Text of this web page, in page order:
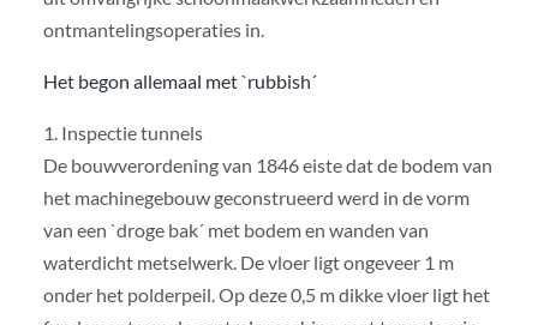
ontmantelingsoperaties in.
Het begon allemaal met `rubbish´
1. Inspectie tunnels
De bouwverordening van 1846 eiste dat de bodem van
het machinegebouw geconstrueerd werd in de vorm
van een `droge bak´ met bodem en wanden van
waterdicht metselwerk. De vloer ligt ongeveer 1 m
onder het polderpeil. Op deze 0,5 m dikke vloer ligt het